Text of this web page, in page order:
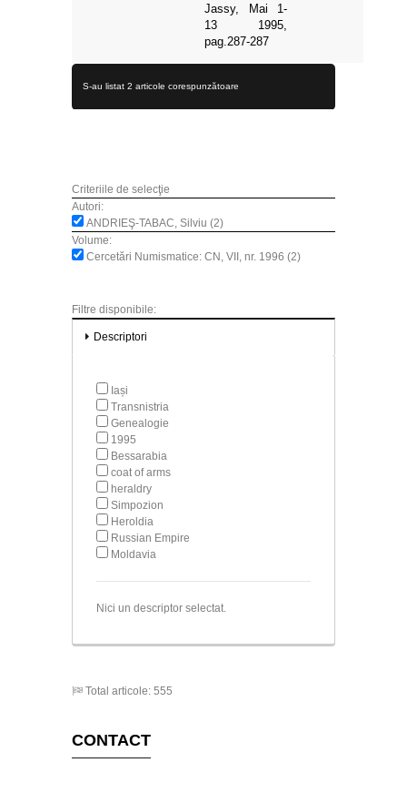
Jassy, Mai 1-
13 1995,
pag.287-287
S-au listat 2 articole corespunzătoare
Criteriile de selecţie
Autori:
ANDRIEŞ-TABAC, Silviu (2)
Volume:
Cercetări Numismatice: CN, VII, nr. 1996 (2)
Filtre disponibile:
Descriptori
Iași
Transnistria
Genealogie
1995
Bessarabia
coat of arms
heraldry
Simpozion
Heroldia
Russian Empire
Moldavia
Nici un descriptor selectat.
Total articole: 555
CONTACT